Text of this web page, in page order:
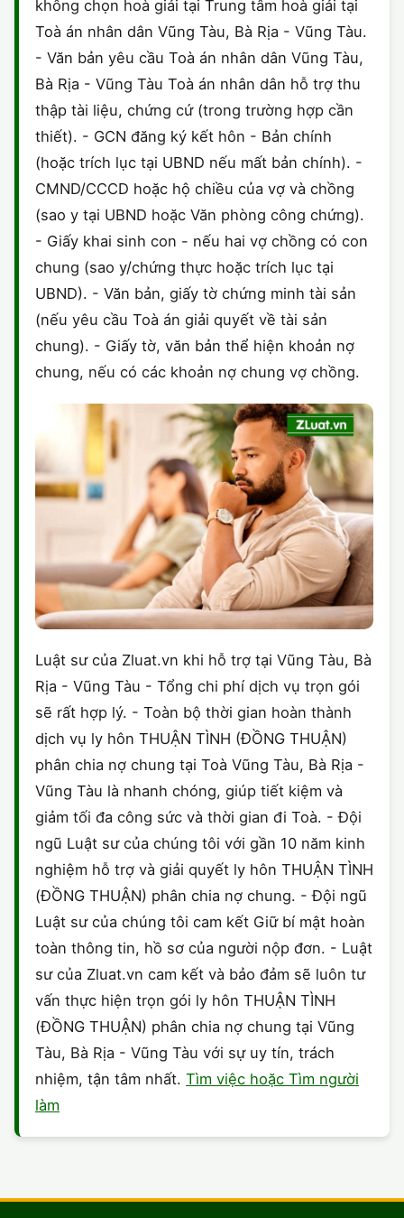
không chọn hoà giải tại Trung tâm hoà giải tại
Toà án nhân dân Vũng Tàu, Bà Rịa - Vũng Tàu.
- Văn bản yêu cầu Toà án nhân dân Vũng Tàu,
Bà Rịa - Vũng Tàu Toà án nhân dân hỗ trợ thu
thập tài liệu, chứng cứ (trong trường hợp cần
thiết). - GCN đăng ký kết hôn - Bản chính
(hoặc trích lục tại UBND nếu mất bản chính). -
CMND/CCCD hoặc hộ chiều của vợ và chồng
(sao y tại UBND hoặc Văn phòng công chứng).
- Giấy khai sinh con - nếu hai vợ chồng có con
chung (sao y/chứng thực hoặc trích lục tại
UBND). - Văn bản, giấy tờ chứng minh tài sản
(nếu yêu cầu Toà án giải quyết về tài sản
chung). - Giấy tờ, văn bản thể hiện khoản nợ
chung, nếu có các khoản nợ chung vợ chồng.
Luật sư của Zluat.vn khi hỗ trợ tại Vũng Tàu, Bà
Rịa - Vũng Tàu - Tổng chi phí dịch vụ trọn gói
sẽ rất hợp lý. - Toàn bộ thời gian hoàn thành
dịch vụ ly hôn THUẬN TÌNH (ĐỒNG THUẬN)
phân chia nợ chung tại Toà Vũng Tàu, Bà Rịa -
Vũng Tàu là nhanh chóng, giúp tiết kiệm và
giảm tối đa công sức và thời gian đi Toà. - Đội
ngũ Luật sư của chúng tôi với gần 10 năm kinh
nghiệm hỗ trợ và giải quyết ly hôn THUẬN TÌNH
(ĐỒNG THUẬN) phân chia nợ chung. - Đội ngũ
Luật sư của chúng tôi cam kết Giữ bí mật hoàn
toàn thông tin, hồ sơ của người nộp đơn. - Luật
sư của Zluat.vn cam kết và bảo đảm sẽ luôn tư
vấn thực hiện trọn gói ly hôn THUẬN TÌNH
(ĐỒNG THUẬN) phân chia nợ chung tại Vũng
Tàu, Bà Rịa - Vũng Tàu với sự uy tín, trách
nhiệm, tận tâm nhất. Tìm việc hoặc Tìm người
làm